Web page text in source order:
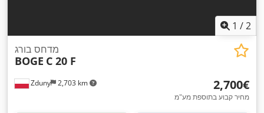
1 /2
Zduny 2,703 km
מדחס בורג
BOGE C 20 F
‏2,700 ‏€
מחיר קבוע בתוספת מע"מ